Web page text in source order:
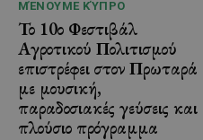
ΜΈΝΟΥΜΕ ΚΎΠΡΟ
Το 10ο Φεστιβάλ
Αγροτικού Πολιτισμού
επιστρέφει στον Πρωταρά
με μουσική,
παραδοσιακές γεύσεις και
πλούσιο πρόγραμμα